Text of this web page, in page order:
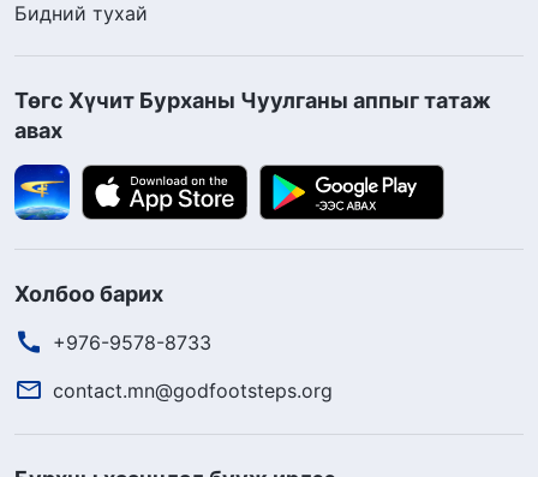
Бидний тухай
Төгс Хүчит Бурханы Чуулганы аппыг татаж
авах
Холбоо барих
+976-9578-8733
contact.mn@godfootsteps.org